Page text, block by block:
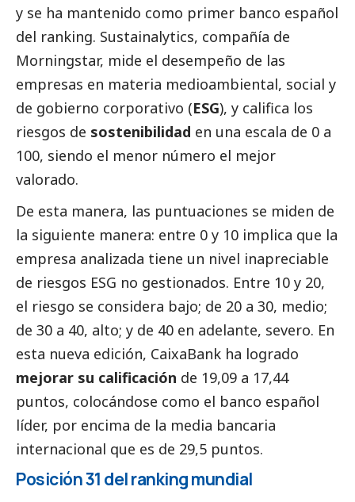
y se ha mantenido como primer banco español
del ranking. Sustainalytics, compañía de
Morningstar, mide el desempeño de las
empresas en materia medioambiental, social y
de gobierno corporativo (ESG), y califica los
riesgos de sostenibilidad en una escala de 0 a
100, siendo el menor número el mejor
valorado.
De esta manera, las puntuaciones se miden de
la siguiente manera: entre 0 y 10 implica que la
empresa analizada tiene un nivel inapreciable
de riesgos ESG no gestionados. Entre 10 y 20,
el riesgo se considera bajo; de 20 a 30, medio;
de 30 a 40, alto; y de 40 en adelante, severo. En
esta nueva edición, CaixaBank ha logrado
mejorar su calificación de 19,09 a 17,44
puntos, colocándose como el banco español
líder, por encima de la media bancaria
internacional que es de 29,5 puntos.
Posición 31 del ranking mundial